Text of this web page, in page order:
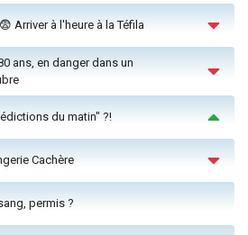
Arriver à l'heure à la Téfila
ans, en danger dans un
du matin" ?!
Cachère
permis ?